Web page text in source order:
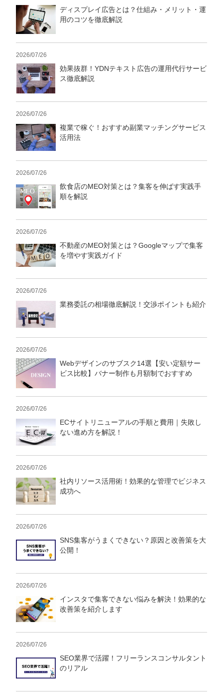
ディスプレイ広告とは？仕組み・メリット・運
用のコツを徹底解説
2026/07/26
効果抜群！YDNテキスト広告の運用代行サービ
ス徹底解説
2026/07/26
複業で稼ぐ！おすすめ副業マッチングサービス
活用法
2026/07/26
飲食店のMEO対策とは？集客を伸ばす実践手
順を解説
2026/07/26
不動産のMEO対策とは？Googleマップで集客
を増やす実践ガイド
2026/07/26
業務委託の相場徹底解説！交渉ポイントも紹介
2026/07/26
Webデザインのサブスク14選【安い定額サー
ビス比較】バナー制作も月額制でおすすめ
2026/07/26
ECサイトリニューアルの手順と費用｜失敗し
ない進め方を解説！
2026/07/26
社内リソース活用術！効果的な管理でビジネス
成功へ
2026/07/26
SNS集客がうまくできない？原因と改善策を大
公開！
2026/07/26
インスタで集客できない悩みを解決！効果的な
改善策を紹介します
2026/07/26
SEO業界で活躍！フリーランスコンサルタント
のリアル